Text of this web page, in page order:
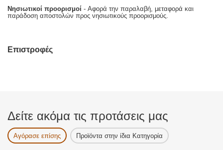
Νησιωτικοί προορισμοί - Αφορά την παραλαβή, μεταφορά και
παράδοση αποστολών προς νησιωτικούς προορισμούς.
Επιστροφές
Δείτε ακόμα τις προτάσεις μας
Αγόρασε επίσης Προϊόντα στην ίδια Κατηγορία